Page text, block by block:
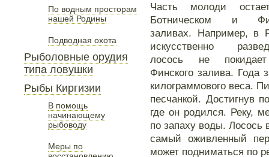
По водным просторам
нашей Родины
Подводная охота
Рыболовные орудия
типа ловушки
Рыбы Киргизии
В помощь
начинающему
рыбоводу
Меры по
Часть молоди
Ботническом и
заливах. Например, в
искусственно
лосось не
Финского залива. Года
килограммового веса.
песчанкой. Достигнув
где он родился. Реку,
по запаху воды. Лосось
самый оживленный
может подниматься по